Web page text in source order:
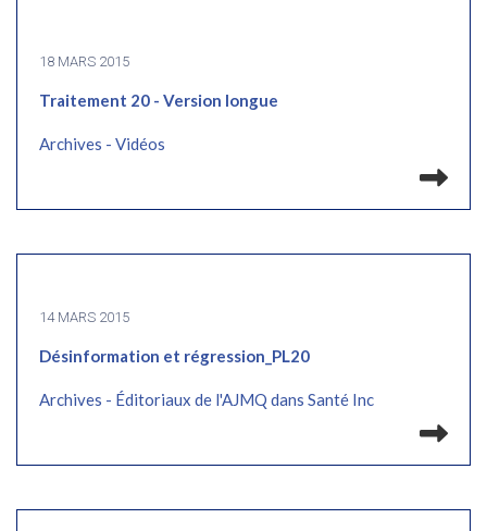
18 MARS 2015
Traitement 20 - Version longue
Archives - Vidéos
14 MARS 2015
Désinformation et régression_PL20
Archives - Éditoriaux de l'AJMQ dans Santé Inc